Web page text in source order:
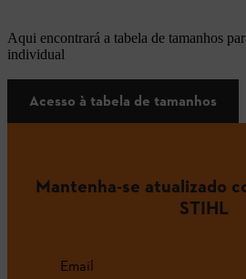
Aqui encontrará a tabela de tamanhos
individual
Acesso à tabela de tamanhos
Mantenha-se atualizado
STIHL
Email